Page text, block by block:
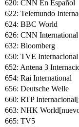
620: CNN En Español
622: Telemundo
624: BBC World
626: CNN International
632: Bloomberg
650: TVE Internacional
652: Antena 3
654: Rai International
656: Deutsche Welle
660: RTP
663: NHK
665: TV5